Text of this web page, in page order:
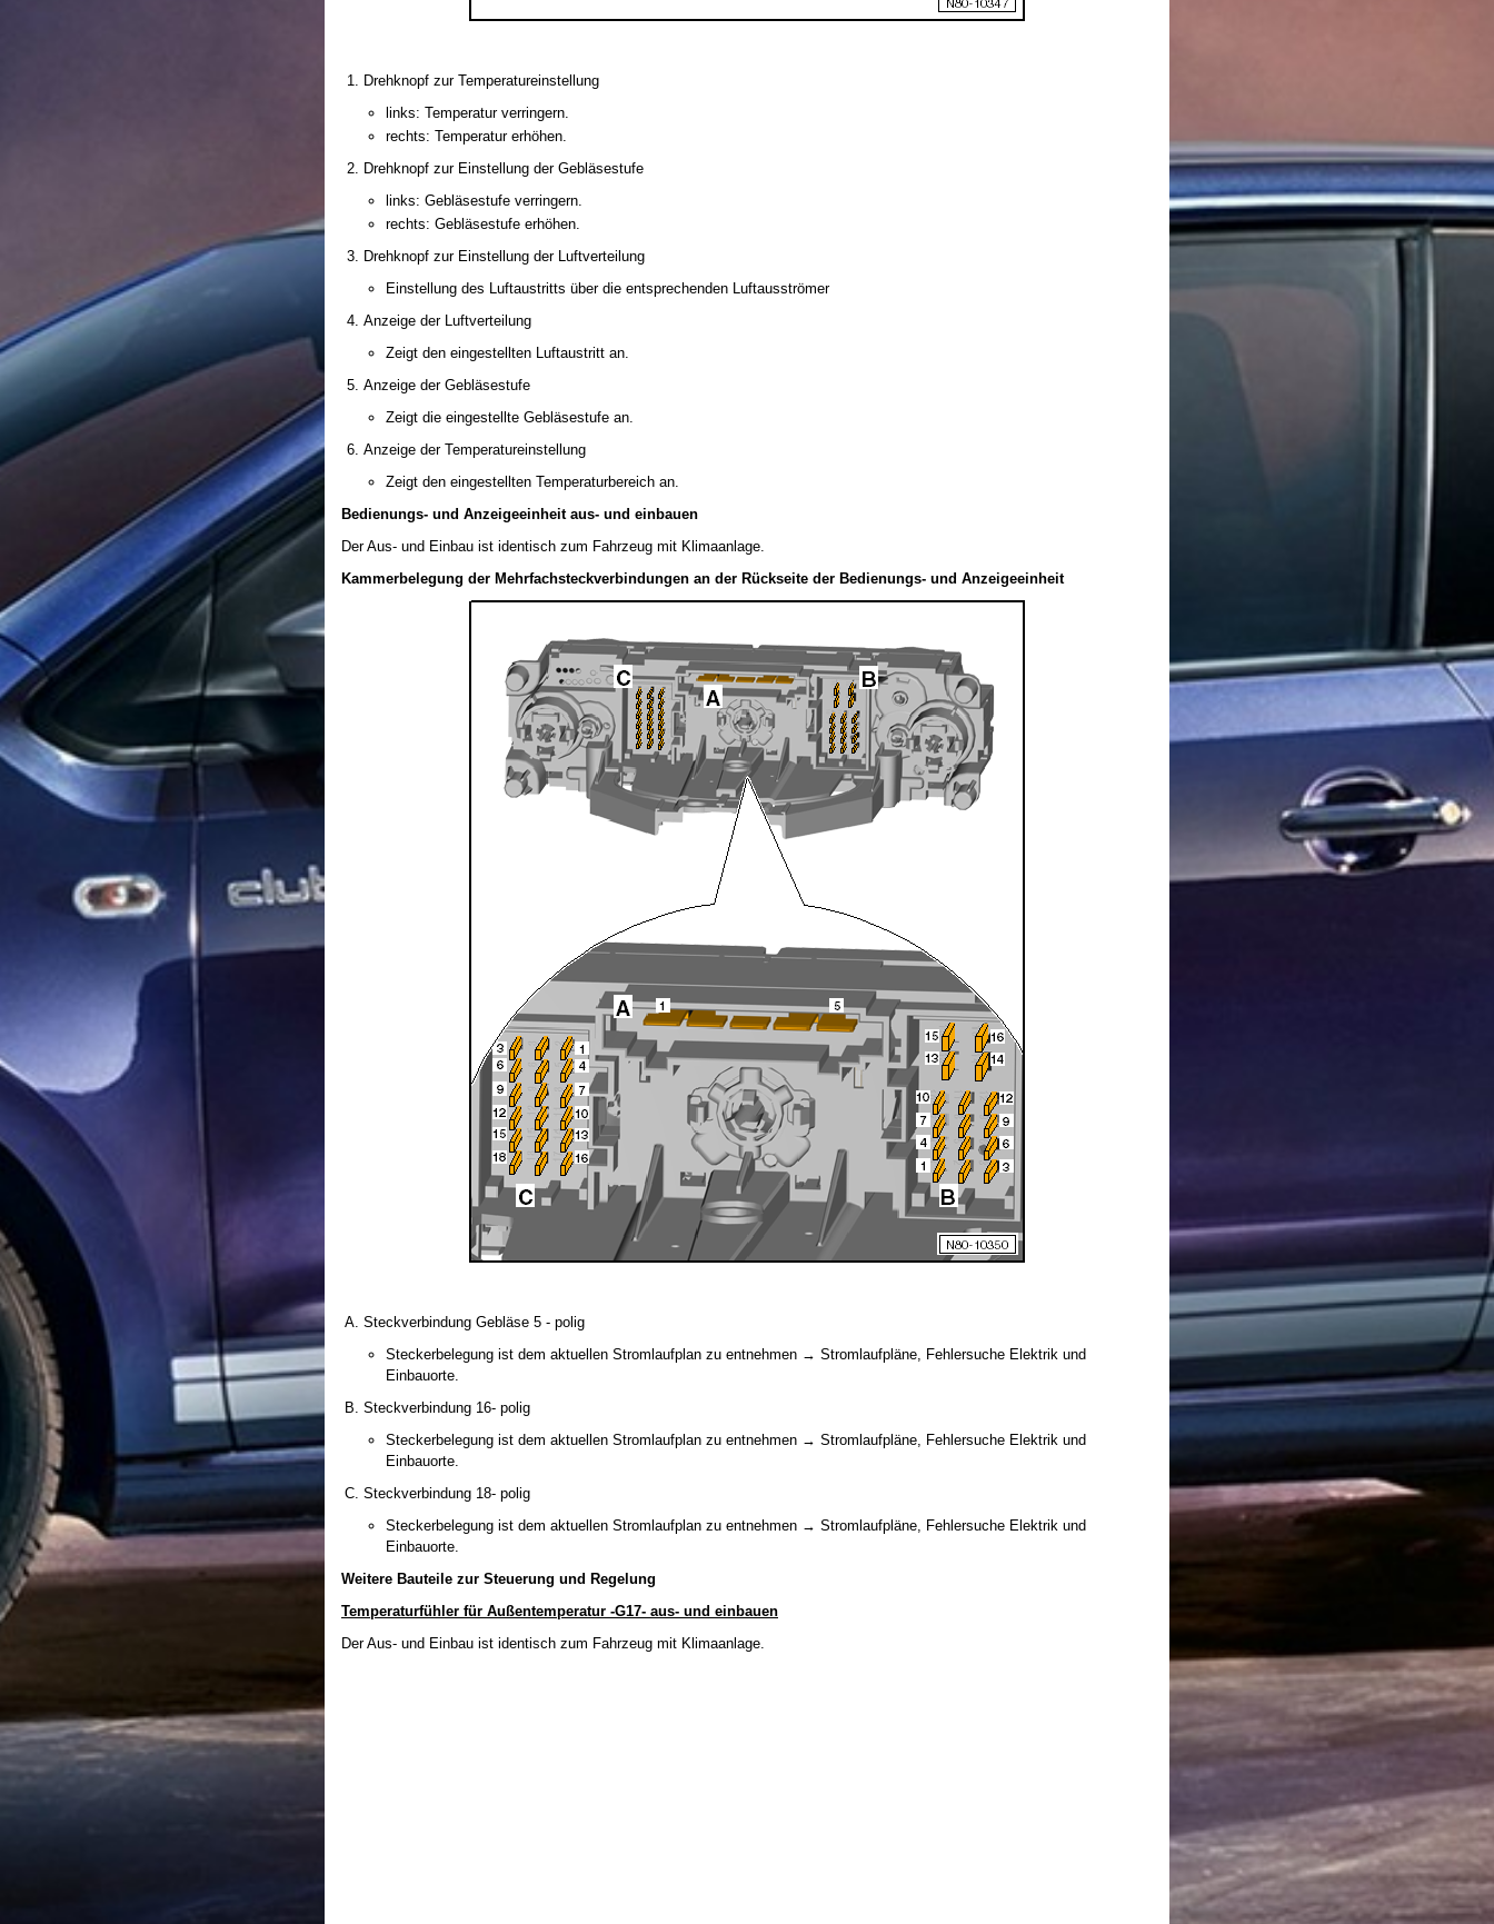
Drehknopf zur Temperatureinstellung
links: Temperatur verringern.
rechts: Temperatur erhöhen.
Drehknopf zur Einstellung der Gebläsestufe
links: Gebläsestufe verringern.
rechts: Gebläsestufe erhöhen.
Drehknopf zur Einstellung der Luftverteilung
Einstellung des Luftaustritts über die entsprechenden Luftausströmer
Anzeige der Luftverteilung
Zeigt den eingestellten Luftaustritt an.
Anzeige der Gebläsestufe
Zeigt die eingestellte Gebläsestufe an.
Anzeige der Temperatureinstellung
Zeigt den eingestellten Temperaturbereich an.
Bedienungs- und Anzeigeeinheit aus- und einbauen
Der Aus- und Einbau ist identisch zum Fahrzeug mit Klimaanlage.
Kammerbelegung der Mehrfachsteckverbindungen an der Rückseite der Bedienungs- und Anzeigeeinheit
Steckverbindung Gebläse 5 - polig
Steckerbelegung ist dem aktuellen Stromlaufplan zu entnehmen → Stromlaufpläne, Fehlersuche Elektrik und
Einbauorte.
Steckverbindung 16- polig
Steckerbelegung ist dem aktuellen Stromlaufplan zu entnehmen → Stromlaufpläne, Fehlersuche Elektrik und
Einbauorte.
Steckverbindung 18- polig
Steckerbelegung ist dem aktuellen Stromlaufplan zu entnehmen → Stromlaufpläne, Fehlersuche Elektrik und
Einbauorte.
Weitere Bauteile zur Steuerung und Regelung
Temperaturfühler für Außentemperatur -G17- aus- und einbauen
Der Aus- und Einbau ist identisch zum Fahrzeug mit Klimaanlage.